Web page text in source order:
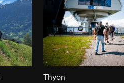
Thyon